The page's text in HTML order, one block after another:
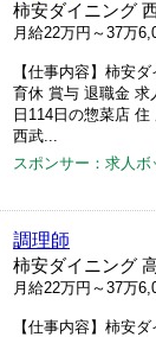
柿安ダイニング
月給22万円～37万
【仕事内容】柿安
育休 賞与 退職金 求
日114日の惣菜店
西武...
スポンサー：求人ボ
調理師
柿安ダイニング
月給22万円～37万
【仕事内容】柿安